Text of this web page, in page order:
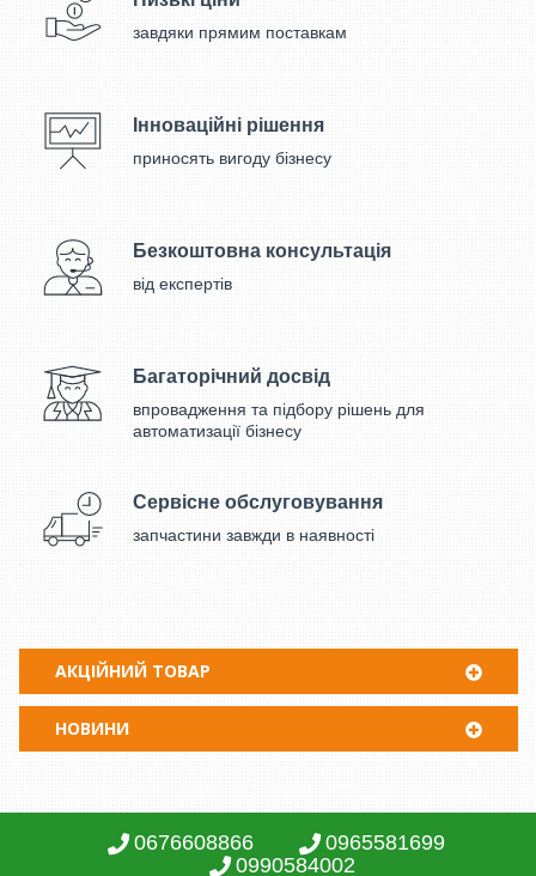
завдяки прямим поставкам
Інноваційні рішення
приносять вигоду бізнесу
Безкоштовна консультація
від експертів
Багаторічний досвід
впровадження та підбору рішень для
автоматизації бізнесу
Сервісне обслуговування
запчастини завжди в наявності
АКЦІЙНИЙ ТОВАР
НОВИНИ
0676608866
0965581699
0990584002